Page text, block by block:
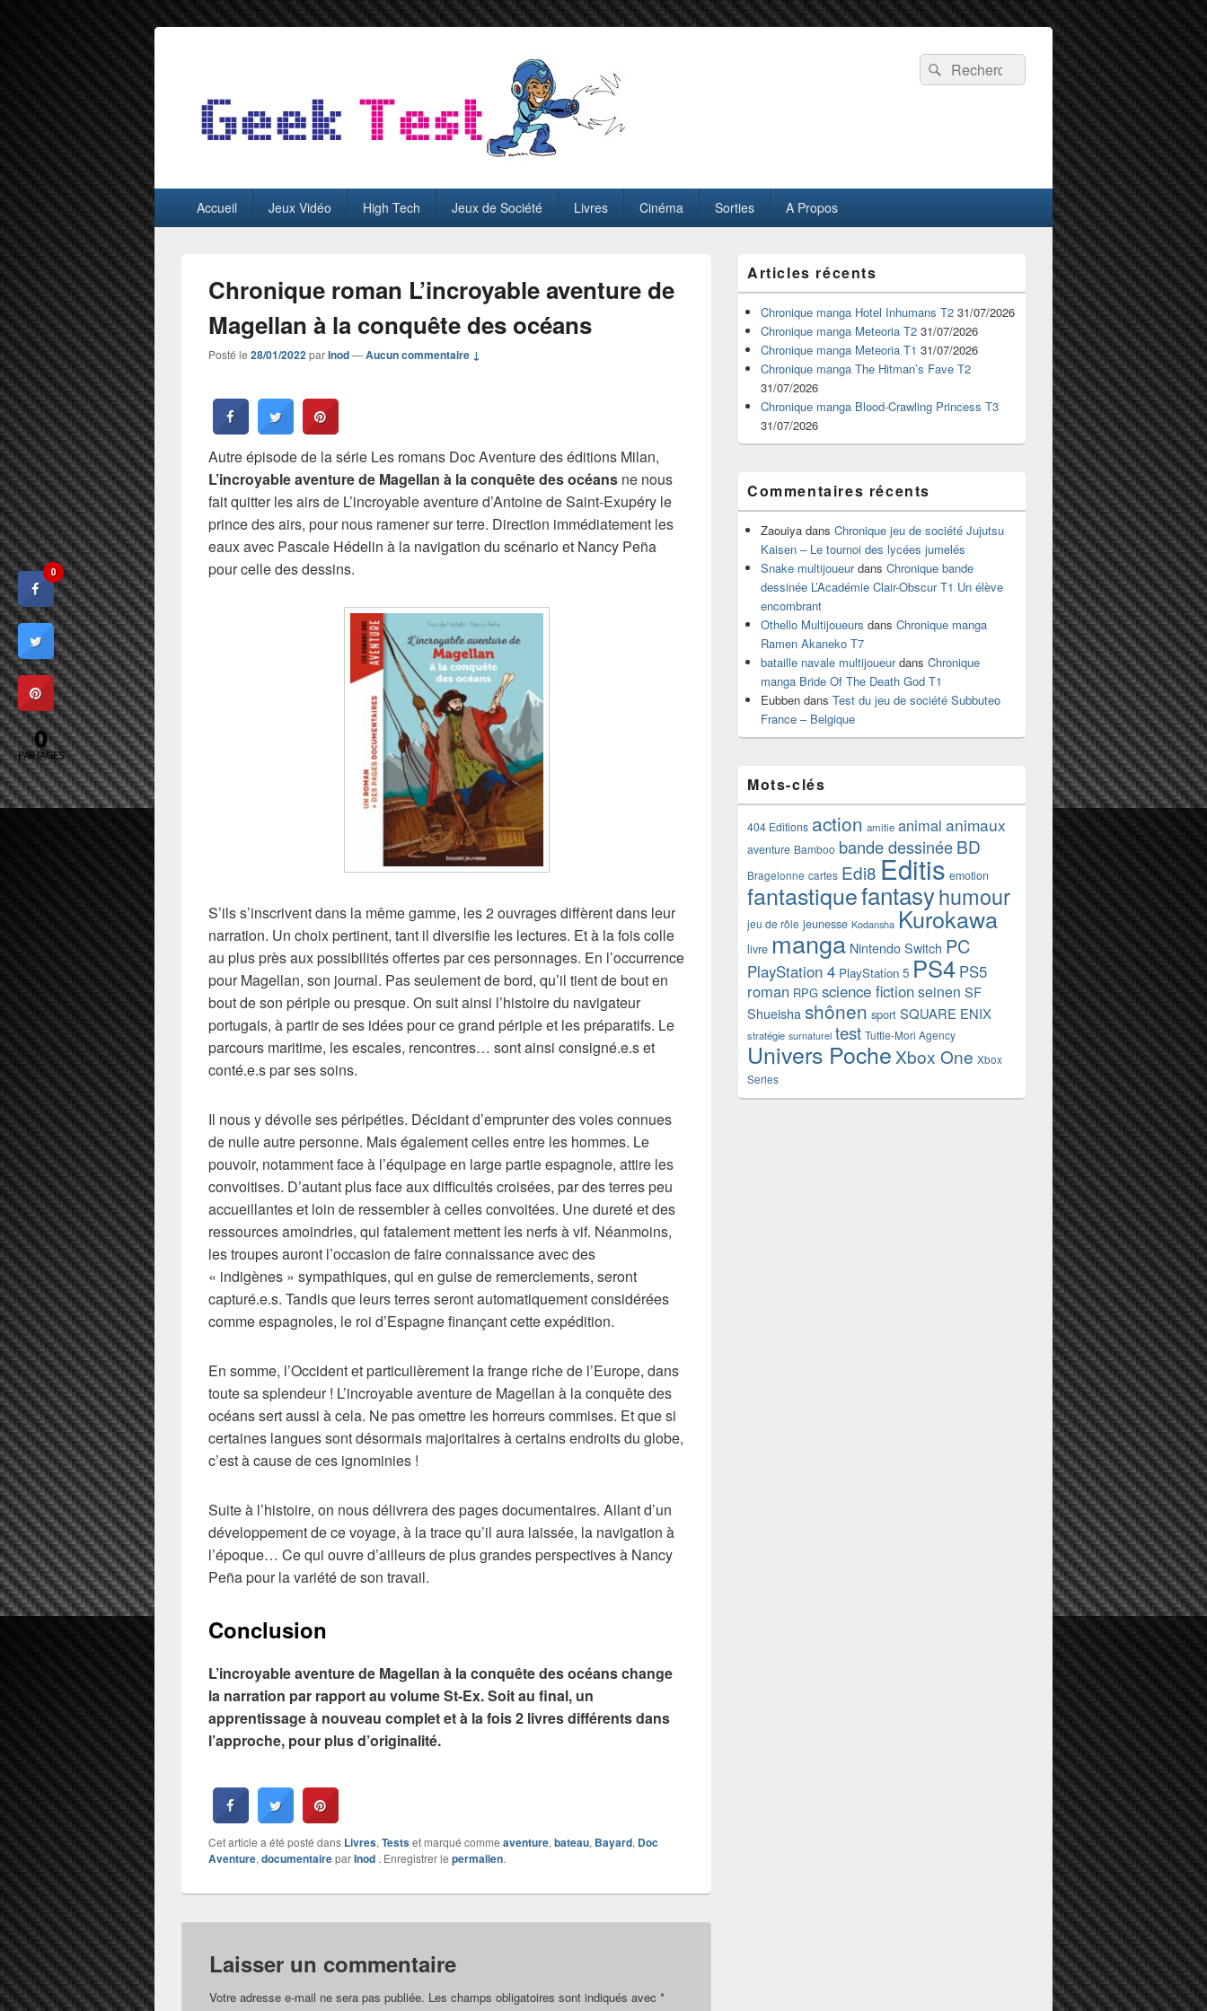
GeekTest
Recherche :
Rechercher
principalAccueil Jeux Vidéo High Tech Jeux de Société Livres Cinéma Sorties A Propos
Chronique roman L’incroyable aventure de
Magellan à la conquête des océans
Posté le 28/01/2022parInod—Aucun commentaire ↓
Autre épisode de la série Les romans Doc Aventure des éditions Milan,
L’incroyable aventure de Magellan à la conquête des océans ne nous
fait quitter les airs de L’incroyable aventure d’Antoine de Saint-Exupéry le
prince des airs, pour nous ramener sur terre. Direction immédiatement les
eaux avec Pascale Hédelin à la navigation du scénario et Nancy Peña
pour celle des dessins.
S’ils s’inscrivent dans la même gamme, les 2 ouvrages diffèrent dans leur
narration. Un choix pertinent, tant il diversifie les lectures. Et à la fois colle
au plus près aux possibilités offertes par ces personnages. En l’occurrence
pour Magellan, son journal. Pas seulement de bord, qu’il tient de bout en
bout de son périple ou presque. On suit ainsi l’histoire du navigateur
portugais, à partir de ses idées pour ce grand périple et les préparatifs. Le
parcours maritime, les escales, rencontres… sont ainsi consigné.e.s et
conté.e.s par ses soins.
Il nous y dévoile ses péripéties. Décidant d’emprunter des voies connues
de nulle autre personne. Mais également celles entre les hommes. Le
pouvoir, notamment face à l’équipage en large partie espagnole, attire les
convoitises. D’autant plus face aux difficultés croisées, par des terres peu
accueillantes et loin de ressembler à celles convoitées. Une dureté et des
ressources amoindries, qui fatalement mettent les nerfs à vif. Néanmoins,
les troupes auront l’occasion de faire connaissance avec des
« indigènes » sympathiques, qui en guise de remerciements, seront
capturé.e.s. Tandis que leurs terres seront automatiquement considérées
comme espagnoles, le roi d’Espagne finançant cette expédition.
En somme, l’Occident et particulièrement la frange riche de l’Europe, dans
toute sa splendeur ! L’incroyable aventure de Magellan à la conquête des
océans sert aussi à cela. Ne pas omettre les horreurs commises. Et que si
certaines langues sont désormais majoritaires à certains endroits du globe,
c’est à cause de ces ignominies !
Suite à l’histoire, on nous délivrera des pages documentaires. Allant d’un
développement de ce voyage, à la trace qu’il aura laissée, la navigation à
l’époque… Ce qui ouvre d’ailleurs de plus grandes perspectives à Nancy
Peña pour la variété de son travail.
Conclusion
L’incroyable aventure de Magellan à la conquête des océans change
la narration par rapport au volume St-Ex. Soit au final, un
apprentissage à nouveau complet et à la fois 2 livres différents dans
l’approche, pour plus d’originalité.
Cet article a été posté dans Livres, Testset marqué comme aventure, bateau, Bayard, Doc
Aventure, documentaireparInod . Enregistrer le permalien.
Laisser un commentaire
Votre adresse e-mail ne sera pas publiée. Les champs obligatoires sont indiqués avec *
principale
de
widget
pour
barre
latérale
Articles récents
Chronique manga Hotel Inhumans T2 31/07/2026
Chronique manga Meteoria T2 31/07/2026
Chronique manga Meteoria T1 31/07/2026
Chronique manga The Hitman’s Fave T2
31/07/2026
Chronique manga Blood-Crawling Princess T3
31/07/2026
Commentaires récents
Zaouiya dans Chronique jeu de société Jujutsu
Kaisen – Le tournoi des lycées jumelés
Snake multijoueurdans Chronique bande
dessinée L’Académie Clair-Obscur T1 Un élève
encombrant
Othello Multijoueurs dans Chronique manga
Ramen Akaneko T7
bataille navale multijoueurdans Chronique
manga Bride Of The Death God T1
Eubben dans Test du jeu de société Subbuteo
France – Belgique
Mots-clés
404 Editions action amitie animal animaux
aventure Bamboo bande dessinéeBD
Bragelonne cartes Edi8 Editis emotion
fantastiquefantasyhumour
jeu de rôle jeunesse Kodansha Kurokawa
livre manga Nintendo Switch PC
PlayStation 4 PlayStation 5 PS4 PS5
roman RPG science fictionseinen SF
Shueisha shônen sport SQUARE ENIX
stratégie surnaturel test Tuttle-Mori Agency
Univers Poche Xbox One Xbox
Series
0
0
PARTAGES